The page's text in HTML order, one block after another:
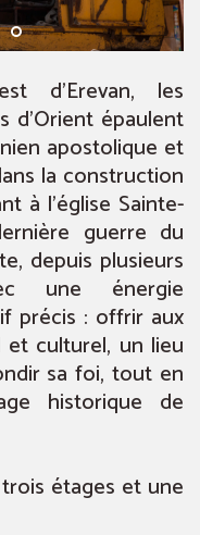
d’Erevan, les
d’Orient épaulent
apostolique et
la construction
à l’église Sainte-
guerre du
depuis plusieurs
une énergie
précis : offrir aux
culturel, un lieu
sa foi, tout en
historique de
étages et une